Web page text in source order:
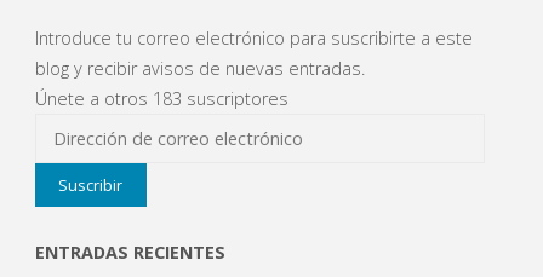
Introduce tu correo electrónico para suscribirte a este
blog y recibir avisos de nuevas entradas.
Únete a otros 183 suscriptores
Dirección
de
correo
Suscribir
ENTRADAS RECIENTES